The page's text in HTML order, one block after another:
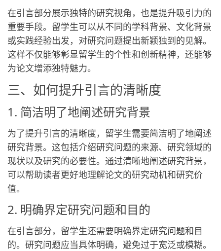
在引言部分展示独特的研究视角，也是提升吸引力的
重要手段。留学生可以从不同的学科背景、文化背景
或实践经验出发，对研究问题提出新颖独到的见解。
这样不仅能够彰显留学生的个性和创新精神，还能够
为论文增添独特魅力。
三、如何提升引言的清晰度
1. 简洁明了地阐述研究背景
为了提升引言的清晰度，留学生需要简洁明了地阐述
研究背景。这包括介绍研究问题的来源、研究领域的
现状以及研究的必要性。通过清晰地阐述研究背景，
可以帮助读者更好地理解论文的研究动机和研究价
值。
2. 明确界定研究问题和目的
在引言部分，留学生还需要明确界定研究问题和目
的。研究问题应当具体明确，避免过于宽泛或模糊。